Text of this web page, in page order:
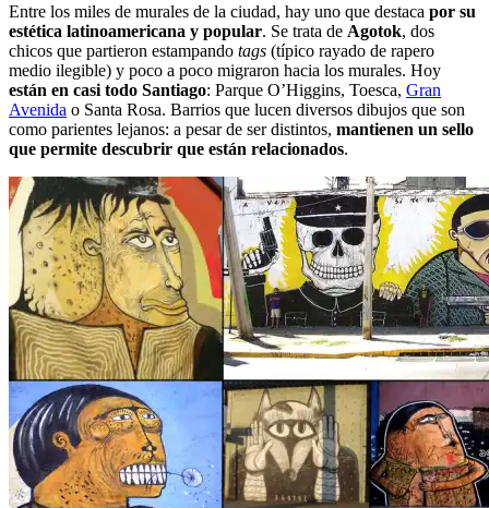
Entre los miles de murales de la ciudad, hay uno que destaca por su
estética latinoamericana y popular. Se trata de Agotok, dos
chicos que partieron estampando tags (típico rayado de rapero
medio ilegible) y poco a poco migraron hacia los murales. Hoy
están en casi todo Santiago: Parque O’Higgins, Toesca, Gran
Avenida o Santa Rosa. Barrios que lucen diversos dibujos que son
como parientes lejanos: a pesar de ser distintos, mantienen un sello
que permite descubrir que están relacionados.